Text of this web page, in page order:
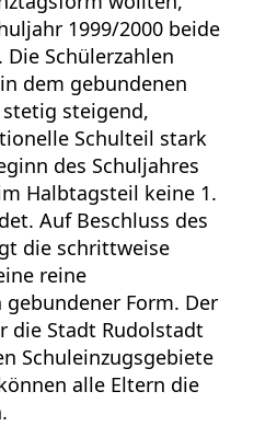
1999/2000 beide
Schülerzahlen
dem gebundenen
steigend,
Schulteil stark
des Schuljahres
Halbtagsteil keine 1.
Auf Beschluss des
die schrittweise
reine
gebundener Form. Der
die Stadt Rudolstadt
Schuleinzugsgebiete
alle Eltern die